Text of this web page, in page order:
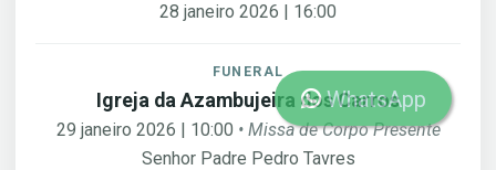
28 janeiro 2026 | 16:00
FUNERAL
Igreja da Azambujeira dos Carros
29 janeiro 2026 | 10:00 • Missa de Corpo Presente
Senhor Padre Pedro Tavres
WhatsApp